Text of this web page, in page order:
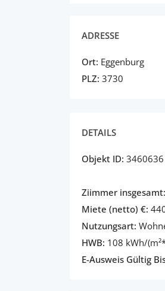
ADRESSE
Ort: Eggenburg
PLZ: 3730
DETAILS
Objekt ID: 3460636
Ziimmer insgesamt:
Miete (netto) €:
Nutzungsart:
HWB: 108 kWh/
E-Ausweis Gültig